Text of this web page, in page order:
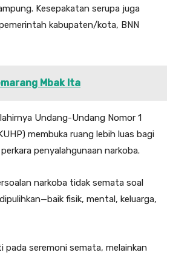
Kesepakatan serupa juga
kabupaten/kota, BNN
Mbak Ita
Undang-Undang Nomor 1
membuka ruang lebih luas bagi
penyalahgunaan narkoba.
narkoba tidak semata soal
fisik, mental, keluarga,
pada seremoni semata, melainkan